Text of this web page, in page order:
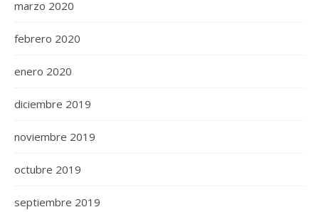
marzo 2020
febrero 2020
enero 2020
diciembre 2019
noviembre 2019
octubre 2019
septiembre 2019